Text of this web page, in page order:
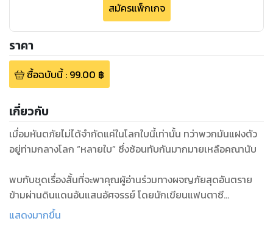
สมัครแพ็กเกจ
ราคา
ซื้อฉบับนี้: 99.00 ฿
เกี่ยวกับ
เมื่อมหันตภัยไม่ได้จำกัดแค่ในโลกใบนี้เท่านั้น ทว่าพวกมันแฝงตัว
อยู่ท่ามกลางโลก “หลายใบ” ซึ่งซ้อนทับกันมากมายเหลือคณานับ
พบกับชุดเรื่องสั้นที่จะพาคุณผู้อ่านร่วมทางผจญภัยสุดอันตราย
ข้ามผ่านดินแดนอันแสนอัศจรรย์ โดยนักเขียนแฟนตาซี
KittenLightSaber เจ้าของผลงาน How to be a good Witch.
แสดงมากขึ้น